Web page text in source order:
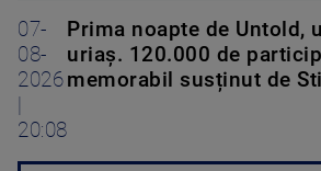
07-
08-
2026
20:08
Prima noapte de Untold,
uriaș. 120.000 de
memorabil susținut de